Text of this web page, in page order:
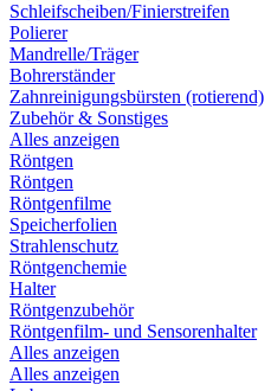
Schleifscheiben/Finierstreifen
Polierer
Mandrelle/Träger
Bohrerständer
Zahnreinigungsbürsten (rotierend)
Zubehör & Sonstiges
Alles anzeigen
Röntgen
Röntgen
Röntgenfilme
Speicherfolien
Strahlenschutz
Röntgenchemie
Halter
Röntgenzubehör
Röntgenfilm- und Sensorenhalter
Alles anzeigen
Alles anzeigen